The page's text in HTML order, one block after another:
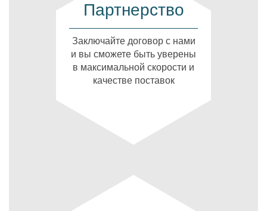
Партнерство
Заключайте договор с нами
и вы сможете быть уверены
в максимальной скорости и
качестве поставок